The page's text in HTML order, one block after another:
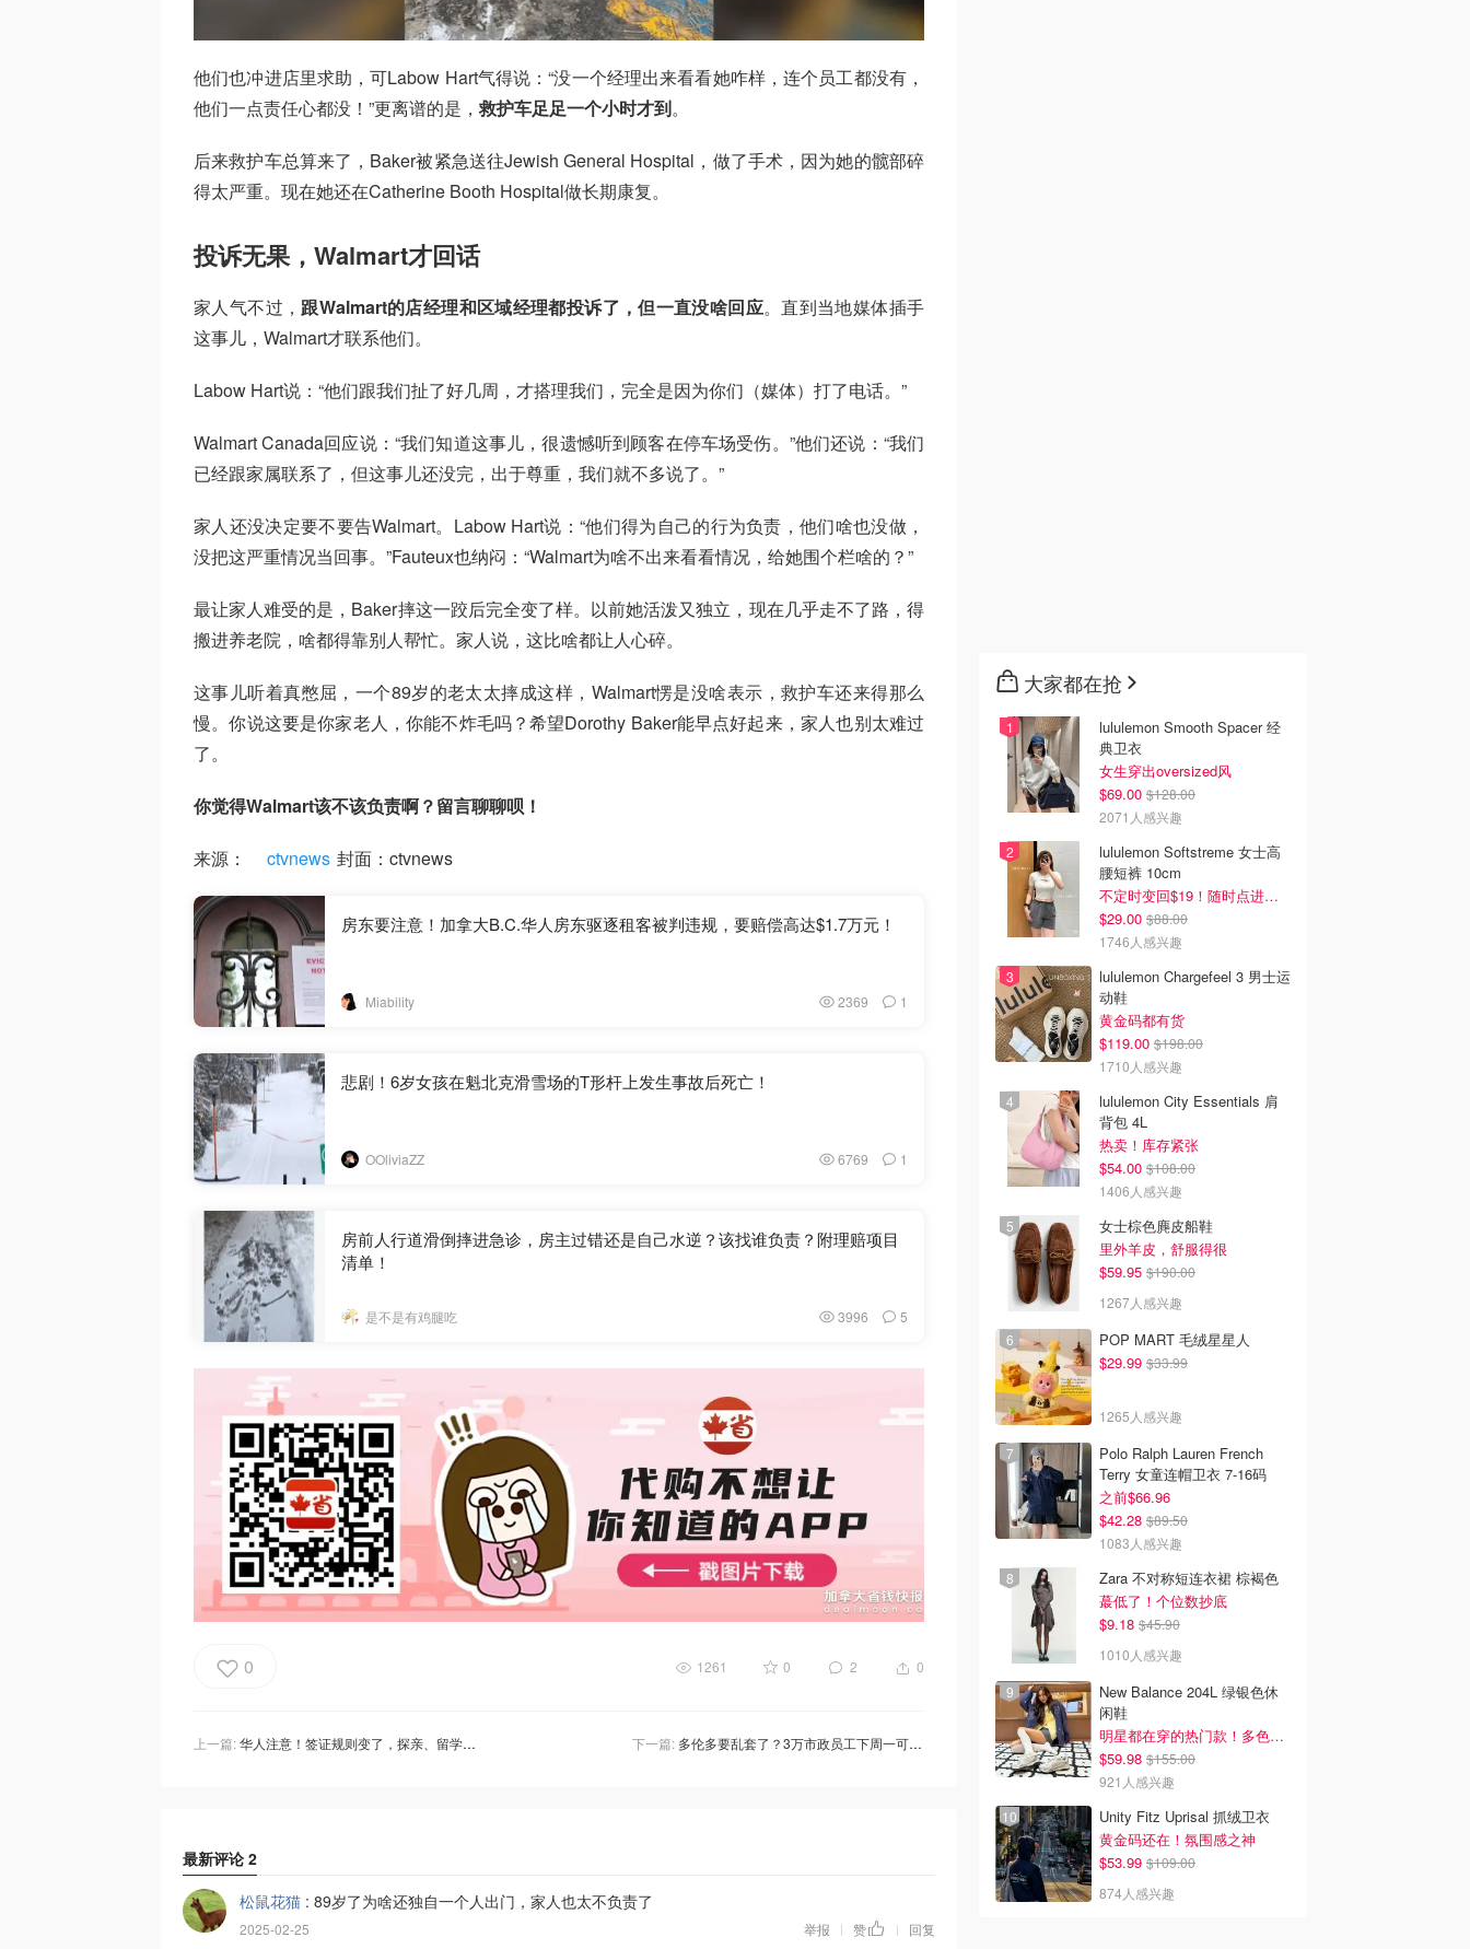
他们也冲进店里求助，可Labow Hart气得说：“没一个经理出来看看她咋样，连个员工都没有，
他们一点责任心都没！”更离谱的是，救护车足足一个小时才到。
后来救护车总算来了，Baker被紧急送往Jewish General Hospital，做了手术，因为她的髋部碎
得太严重。现在她还在Catherine Booth Hospital做长期康复。
投诉无果，Walmart才回话
家人气不过， 跟Walmart的店经理和区域经理都投诉了，但一直没啥回应。直到当地媒体插手
这事儿，Walmart才联系他们。
Labow Hart说：“他们跟我们扯了好几周，才搭理我们，完全是因为你们（媒体）打了电话。”
Walmart Canada回应说：“我们知道这事儿，很遗憾听到顾客在停车场受伤。”他们还说：“我们
已经跟家属联系了，但这事儿还没完，出于尊重，我们就不多说了。”
家人还没决定要不要告Walmart。Labow Hart说：“他们得为自己的行为负责，他们啥也没做，
没把这严重情况当回事。”Fauteux也纳闷：“Walmart为啥不出来看看情况，给她围个栏啥的？”
最让家人难受的是，Baker摔这一跤后完全变了样。以前她活泼又独立，现在几乎走不了路，得
搬进养老院，啥都得靠别人帮忙。家人说，这比啥都让人心碎。
这事儿听着真憋屈，一个89岁的老太太摔成这样，Walmart愣是没啥表示，救护车还来得那么
慢。你说这要是你家老人，你能不炸毛吗？希望Dorothy Baker能早点好起来，家人也别太难过
了。
你觉得Walmart该不该负责啊？留言聊聊呗！
来源： ctvnews 封面：ctvnews
房东要注意！加拿大B.C.华人房东驱逐租客被判违规，要赔偿高达$1.7万元！
Miability 2369 1
悲剧！6岁女孩在魁北克滑雪场的T形杆上发生事故后死亡！
OOliviaZZ 6769 1
房前人行道滑倒摔进急诊，房主过错还是自己水逆？该找谁负责？附理赔项目
清单！
是不是有鸡腿吃 3996 5
0 1261 0 2 0
上一篇:华人注意！签证规则变了，探亲、留学等都可能受影响！有人机场被关48小时小黑屋！ 下一篇: 多伦多要乱套了？3万市政员工下周一可能罢工！幼儿园、春假营恐都将停摆！
最新评论 2
松鼠花猫 : 89岁了为啥还独自一个人出门，家人也太不负责了
2025-02-25 举报 | 赞 | 回复
大家都在抢
lululemon Smooth Spacer 经
典卫衣
女生穿出oversized风
$69.00 $128.00
2071人感兴趣
lululemon Softstreme 女士高
腰短裤 10cm
不定时变回$19！随时点进来看
$29.00 $88.00
1746人感兴趣
lululemon Chargefeel 3 男士运
动鞋
黄金码都有货
$119.00 $198.00
1710人感兴趣
lululemon City Essentials 肩
背包 4L
热卖！库存紧张
$54.00 $108.00
1406人感兴趣
女士棕色麂皮船鞋
里外羊皮，舒服得很
$59.95 $190.00
1267人感兴趣
POP MART 毛绒星星人
$29.99 $33.99
1265人感兴趣
Polo Ralph Lauren French
Terry 女童连帽卫衣 7-16码
之前$66.96
$42.28 $89.50
1083人感兴趣
Zara 不对称短连衣裙 棕褐色
蕞低了！个位数抄底
$9.18 $45.90
1010人感兴趣
New Balance 204L 绿银色休
闲鞋
明星都在穿的热门款！多色可选 3.8折
$59.98 $155.00
921人感兴趣
Unity Fitz Uprisal 抓绒卫衣
黄金码还在！氛围感之神
$53.99 $109.00
874人感兴趣